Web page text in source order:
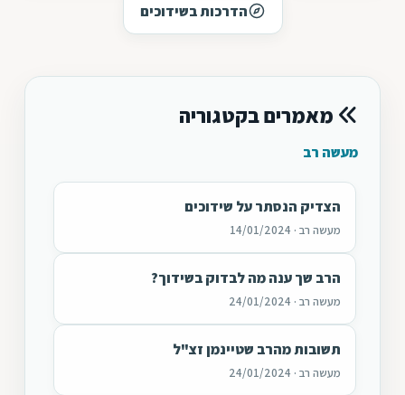
הדרכות בשידוכים
מאמרים בקטגוריה
מעשה רב
הצדיק הנסתר על שידוכים
מעשה רב · 14/01/2024
הרב שך ענה מה לבדוק בשידוך?
מעשה רב · 24/01/2024
תשובות מהרב שטיינמן זצ"ל
מעשה רב · 24/01/2024